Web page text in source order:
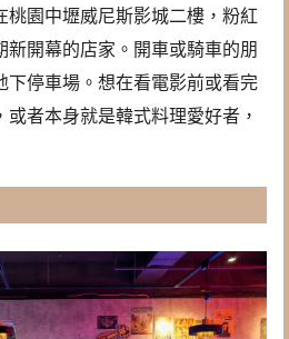
桃園中壢威尼斯影城二樓，粉紅
新開幕的店家。開車或騎車的朋
下停車場。想在看電影前或看完
者本身就是韓式料理愛好者，